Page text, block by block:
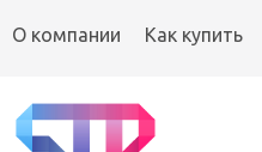
О компании Как купить